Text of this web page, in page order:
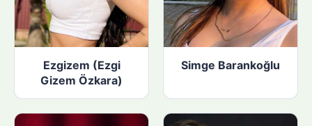
Ezgizem (Ezgi
Gizem Özkara)
Simge Barankoğlu